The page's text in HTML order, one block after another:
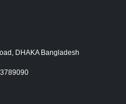
DHAKA Bangladesh